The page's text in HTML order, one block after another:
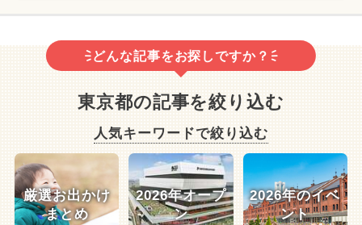
どんな記事をお探しですか？
東京都の記事を絞り込む
人気キーワードで絞り込む
厳選お出かけ
まとめ
2026年オープ
ン
2026年のイベ
ント